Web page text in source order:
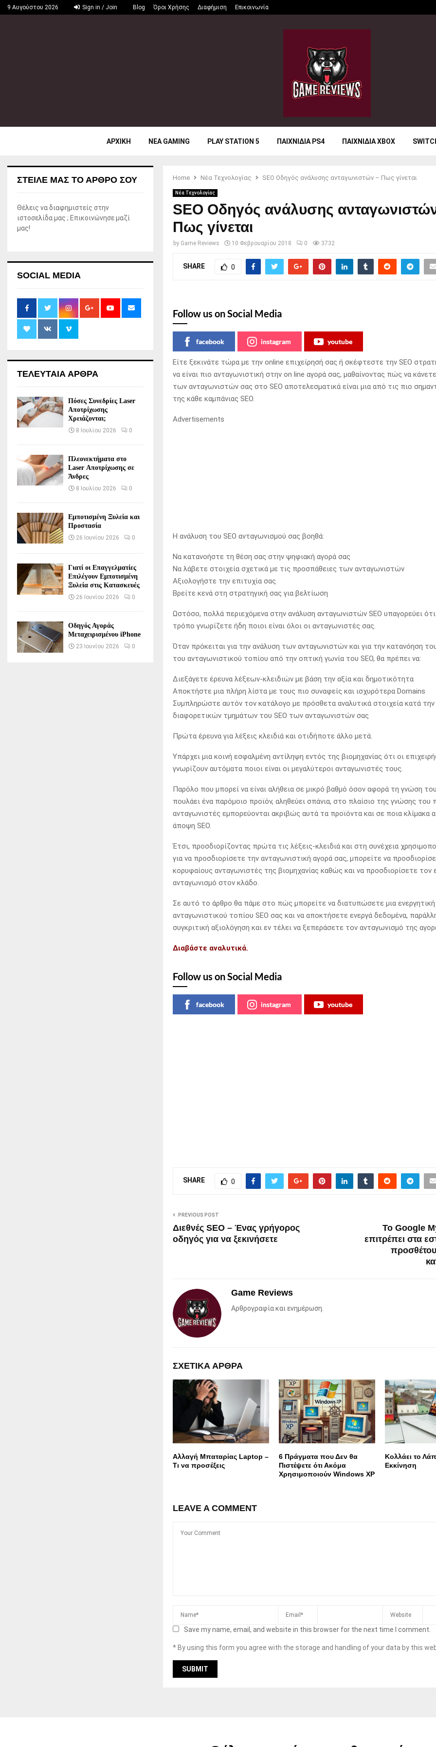
9 Αυγούστου 2026 Sign in / Join Blog Όροι Χρήσης Διαφήμιση Επικοινωνία
ΑΡΧΙΚΗ ΝΕΑ GAMING PLAY STATION 5 ΠΑΙΧΝΙΔΙΑ PS4 ΠΑΙΧΝΙΔΙΑ XBOX
Home Νέα Τεχνολογίας SEO Οδηγός ανάλυσης ανταγωνιστών – Πως γίνεται
Νέα Τεχνολογίας
SEO Οδηγός ανάλυσης
Πως γίνεται
by Game Reviews 10 Φεβρουαρίου 2018 0 3732
SHARE 0
Follow us on Social Media
facebook instagram youtube
Είτε ξεκινάτε τώρα με την online επιχείρησή σας ή σκέφτεστε την SEO
να είναι πιο ανταγωνιστική στην on line αγορά σας, μαθαίνοντας πώς να
των ανταγωνιστών σας στο SEO αποτελεσματικά είναι μια από τις πιο
της κάθε καμπάνιας SEO.
Advertisements
Η ανάλυση του SEO ανταγωνισμού σας βοηθά:
Να κατανοήστε τη θέση σας στην ψηφιακή αγορά σας
Να λάβετε στοιχεία σχετικά με τις προσπάθειες των ανταγωνιστών
Αξιολογήστε την επιτυχία σας
Βρείτε κενά στη στρατηγική σας για βελτίωση
Ωστόσο, πολλά περιεχόμενα στην ανάλυση ανταγωνιστών SEO υπαγορεύει
τρόπο γνωρίζετε ήδη ποιοι είναι όλοι οι ανταγωνιστές σας.
Όταν πρόκειται για την ανάλυση των ανταγωνιστών και για την κατανόηση
του ανταγωνιστικού τοπίου από την οπτική γωνία του SEO, θα πρέπει να:
Διεξάγετε έρευνα λέξεων-κλειδιών με βάση την αξία και δημοτικότητα
Αποκτήστε μια πλήρη λίστα με τους πιο συναφείς και ισχυρότερα Domains
Συμπληρώστε αυτόν τον κατάλογο με πρόσθετα αναλυτικά στοιχεία κατά την
διαφορετικών τμημάτων του SEO των ανταγωνιστών σας
Πρώτα έρευνα για λέξεις κλειδιά και οτιδήποτε άλλο μετά.
Υπάρχει μια κοινή εσφαλμένη αντίληψη εντός της βιομηχανίας ότι οι
γνωρίζουν αυτόματα ποιοι είναι οι μεγαλύτεροι ανταγωνιστές τους.
Παρόλο που μπορεί να είναι αλήθεια σε μικρό βαθμό όσον αφορά τη γνώση
πουλάει ένα παρόμοιο προϊόν, αληθεύει σπάνια, στο πλαίσιο της γνώσης του
ανταγωνιστές εμπορεύονται ακριβώς αυτά τα προϊόντα και σε ποια κλίμακα
άποψη SEO.
Έτσι, προσδιορίζοντας πρώτα τις λέξεις-κλειδιά και στη συνέχεια
για να προσδιορίσετε την ανταγωνιστική αγορά σας, μπορείτε να
κορυφαίους ανταγωνιστές της βιομηχανίας καθώς και να προσδιορίσετε τον
ανταγωνισμό στον κλάδο.
Σε αυτό το άρθρο θα πάμε στο πώς μπορείτε να διατυπώσετε μια ενεργητική
ανταγωνιστικού τοπίου SEO σας και να αποκτήσετε ενεργά δεδομένα,
συγκριτική αξιολόγηση και εν τέλει να ξεπεράσετε τον ανταγωνισμό της
Διαβάστε αναλυτικά.
Follow us on Social Media
facebook instagram youtube
SHARE 0
PREVIOUS POST
Διεθνές SEO – Ένας γρήγορος
οδηγός για να ξεκινήσετε
Το Google
επιτρέπει στα
Game Reviews
Αρθρογραφία και ενημέρωση.
ΣΧΕΤΙΚΑ ΑΡΘΡΑ
Αλλαγή Μπαταρίας Laptop –
Τι να προσέξεις
6 Πράγματα που Δεν θα
Πιστέψετε ότι Ακόμα
Χρησιμοποιούν Windows XP
Κολλάει το
Εκκίνηση
LEAVE A COMMENT
Save my name, email, and website in this browser for the next time I comment.
* By using this form you agree with the storage and handling of your data by this
ΣΤΕΊΛΕ ΜΑΣ ΤΟ ΆΡΘΡΟ ΣΟΥ
Θέλεις να διαφημιστείς στην
ιστοσελίδα μας ; Επικοινώνησε μαζί
μας!
SOCIAL MEDIA
ΤΕΛΕΥΤΑΙΑ ΑΡΘΡΑ
Πόσες Συνεδρίες Laser
Αποτρίχωσης
Χρειάζονται;
8 Ιουλίου 2026 0
Πλεονεκτήματα στο
Laser Αποτρίχωσης σε
Άνδρες
8 Ιουλίου 2026 0
Εμποτισμένη Ξυλεία και
Προστασία
26 Ιουνίου 2026 0
Γιατί οι Επαγγελματίες
Επιλέγουν Εμποτισμένη
Ξυλεία στις Κατασκευές
26 Ιουνίου 2026 0
Οδηγός Αγοράς
Μεταχειρισμένου iPhone
23 Ιουνίου 2026 0